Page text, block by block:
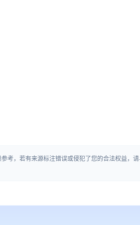
考，若有来源标注错误或侵犯了您的合法权益，